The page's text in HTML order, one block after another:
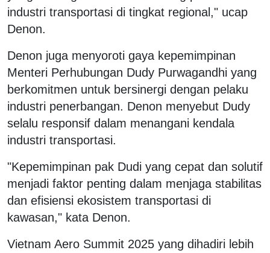
industri transportasi di tingkat regional," ucap
Denon.
Denon juga menyoroti gaya kepemimpinan
Menteri Perhubungan Dudy Purwagandhi yang
berkomitmen untuk bersinergi dengan pelaku
industri penerbangan. Denon menyebut Dudy
selalu responsif dalam menangani kendala
industri transportasi.
"Kepemimpinan pak Dudi yang cepat dan solutif
menjadi faktor penting dalam menjaga stabilitas
dan efisiensi ekosistem transportasi di
kawasan," kata Denon.
Vietnam Aero Summit 2025 yang dihadiri lebih